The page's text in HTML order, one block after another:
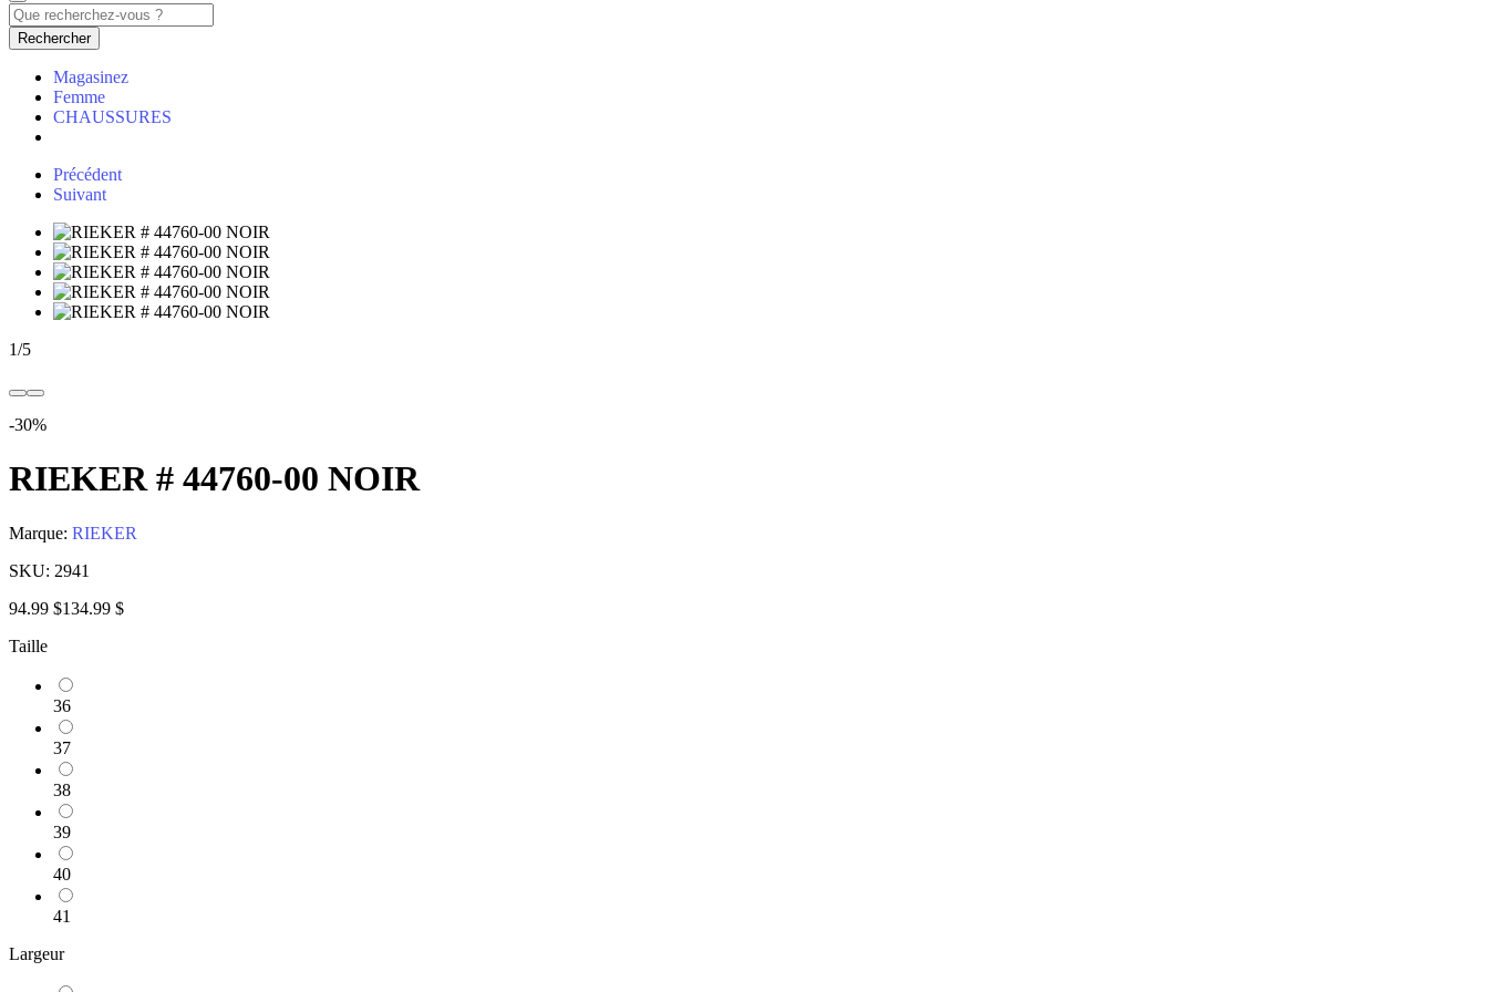
Rechercher
Magasinez
Femme
CHAUSSURES
Précédent
Suivant
1/5
-30%
RIEKER # 44760-00 NOIR
Marque: RIEKER
SKU: 2941
94.99 $134.99 $
Taille
36
37
38
39
40
41
Largeur